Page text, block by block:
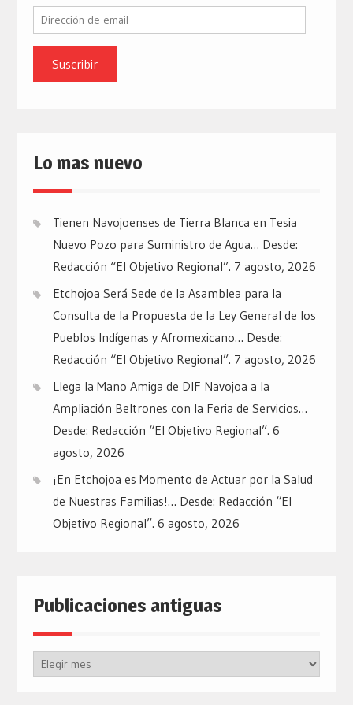
Dirección
email
Lo mas nuevo
Tienen Navojoenses de Tierra Blanca en Tesia
Nuevo Pozo para Suministro de Agua… Desde:
Redacción “El Objetivo Regional”. 7 agosto, 2026
Etchojoa Será Sede de la Asamblea para la
Consulta de la Propuesta de la Ley General de los
Pueblos Indígenas y Afromexicano… Desde:
Redacción “El Objetivo Regional”. 7 agosto, 2026
Llega la Mano Amiga de DIF Navojoa a la
Ampliación Beltrones con la Feria de Servicios…
Desde: Redacción “El Objetivo Regional”. 6
agosto, 2026
¡En Etchojoa es Momento de Actuar por la Salud
de Nuestras Familias!… Desde: Redacción “El
Objetivo Regional”. 6 agosto, 2026
Publicaciones antiguas
Publicaciones